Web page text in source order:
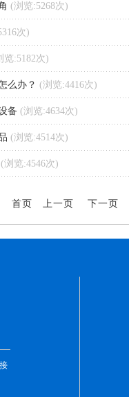
(浏览:5268次)
次)
览:5182次)
么办？ (浏览:4416次)
备 (浏览:4634次)
(浏览:4514次)
(浏览:4546次)
首页 上一页 下一页